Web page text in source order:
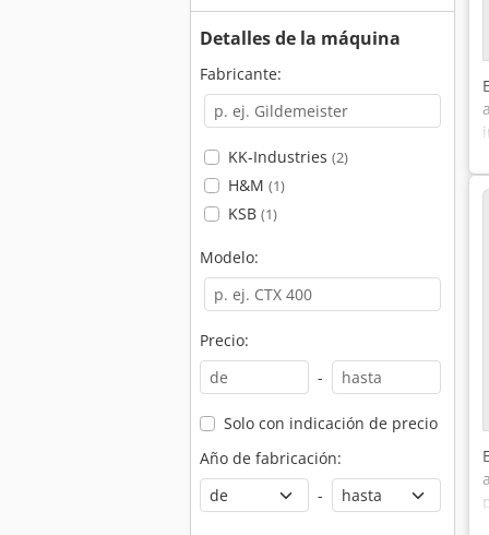
Detalles de la máquina
Fabricante:
KK-Industries (2)
H&M (1)
KSB (1)
Modelo:
Precio:
-
Solo con indicación de precio
Año de fabricación:
-